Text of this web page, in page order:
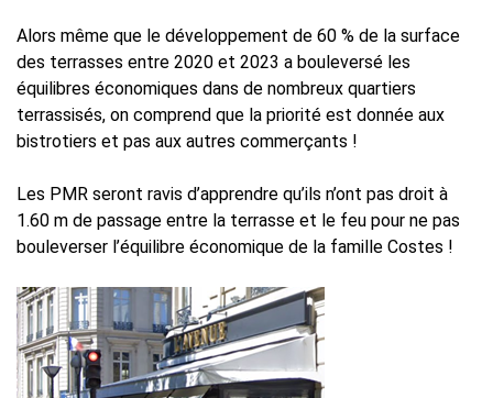
Alors même que le développement de 60 % de la surface
des terrasses entre 2020 et 2023 a bouleversé les
équilibres économiques dans de nombreux quartiers
terrassisés, on comprend que la priorité est donnée aux
bistrotiers et pas aux autres commerçants !
Les PMR seront ravis d’apprendre qu’ils n’ont pas droit à
1.60 m de passage entre la terrasse et le feu pour ne pas
bouleverser l’équilibre économique de la famille Costes !